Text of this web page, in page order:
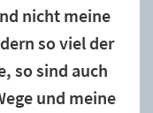
nicht meine
so viel der
so sind auch
und meine